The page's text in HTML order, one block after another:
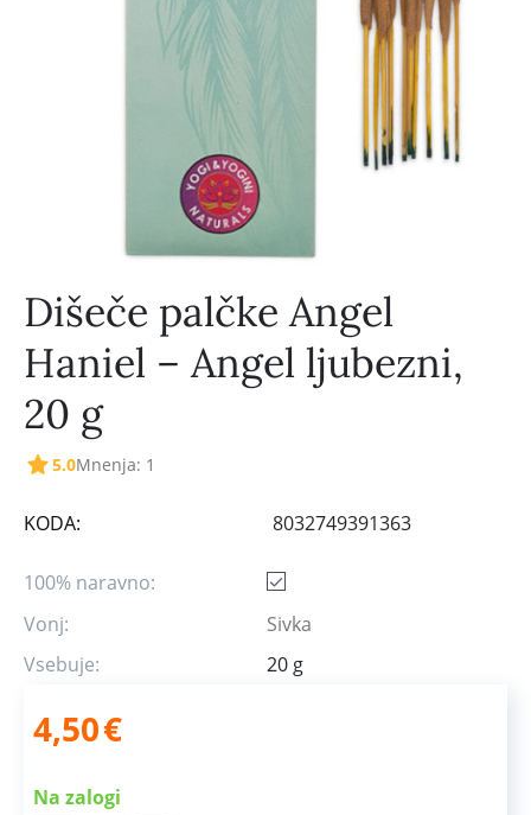
Dišeče palčke Angel
Haniel – Angel ljubezni,
20 g
5.0Mnenja: 1
KODA: 8032749391363
100% naravno:
Vonj:
Sivka
Vsebuje:
20 g
4,50€
Na zalogi